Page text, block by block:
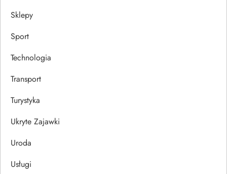
Sklepy
Sport
Technologia
Transport
Turystyka
Ukryte Zajawki
Uroda
Usługi